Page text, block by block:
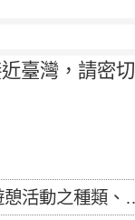
臺灣，請密切
及行為」，自即日生效。